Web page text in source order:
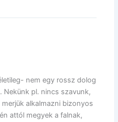
nem egy rossz dolog
Nekünk pl. nincs szavunk,
alkalmazni bizonyos
attól megyek a falnak,